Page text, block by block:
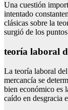
Una cuestión
intentado
clásicas sobre la
surgió de los
teoría laboral
La teoría laboral
mercancía se
bien económico es
caído en desgracia